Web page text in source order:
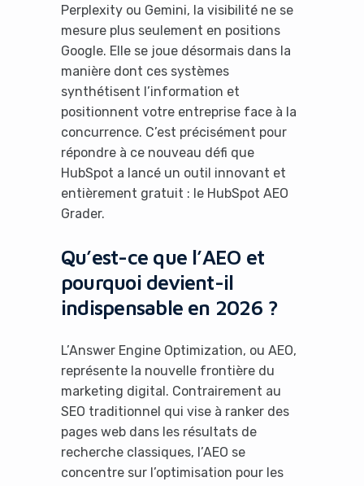
Perplexity ou Gemini, la visibilité ne se
mesure plus seulement en positions
Google. Elle se joue désormais dans la
manière dont ces systèmes
synthétisent l’information et
positionnent votre entreprise face à la
concurrence. C’est précisément pour
répondre à ce nouveau défi que
HubSpot a lancé un outil innovant et
entièrement gratuit : le HubSpot AEO
Grader.
Qu’est-ce que l’AEO et
pourquoi devient-il
indispensable en 2026 ?
L’Answer Engine Optimization, ou AEO,
représente la nouvelle frontière du
marketing digital. Contrairement au
SEO traditionnel qui vise à ranker des
pages web dans les résultats de
recherche classiques, l’AEO se
concentre sur l’optimisation pour les